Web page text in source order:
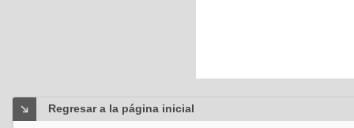
Regresar a la página inicial